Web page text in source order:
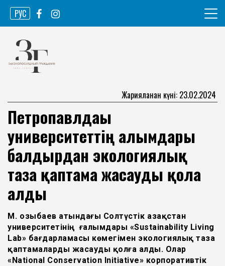
Skip
content
РУС
Законопослушный гражданин
Жарияланған күні: 23.02.2024
Петропавлдағы
университеттің ғалымдары
балдырдан экологиялық
таза қаптама жасауды қолға
алды
М. Қозыбаев атындағы Солтүстік Қазақстан
университетінің ғалымдары «Sustainability Living
Lab» бағдарламасы көмегімен экологиялық таза
қаптамаларды жасауды қолға алды. Олар
«National Conservation Initiative» корпоративтік